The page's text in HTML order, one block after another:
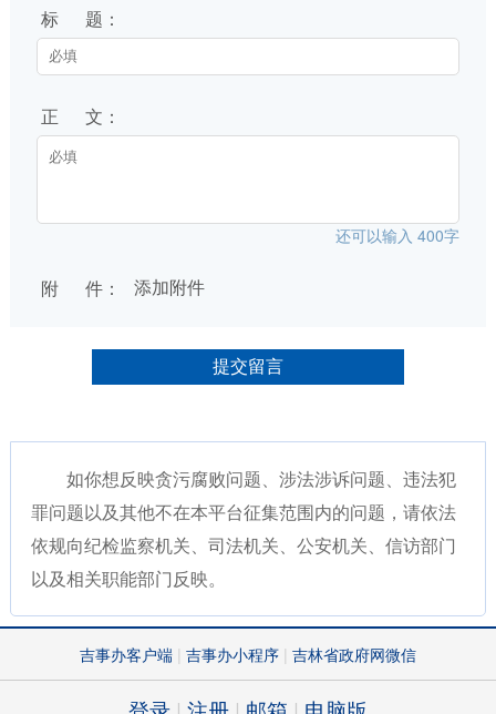
标 题：
正 文：
还可以输入 400字
附 件： 添加附件
如你想反映贪污腐败问题、涉法涉诉问题、违法犯
罪问题以及其他不在本平台征集范围内的问题，请依法
依规向纪检监察机关、司法机关、公安机关、信访部门
以及相关职能部门反映。